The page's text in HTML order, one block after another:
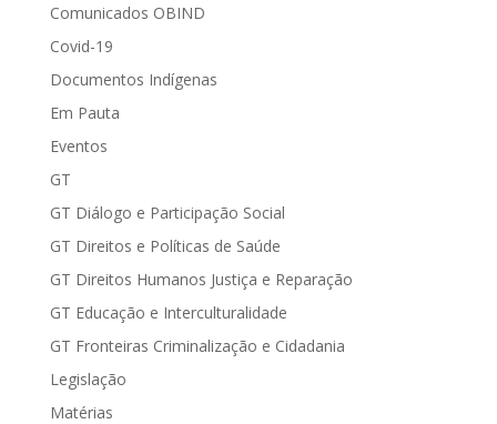
Comunicados OBIND
Covid-19
Documentos Indígenas
Em Pauta
Eventos
GT
GT Diálogo e Participação Social
GT Direitos e Políticas de Saúde
GT Direitos Humanos Justiça e Reparação
GT Educação e Interculturalidade
GT Fronteiras Criminalização e Cidadania
Legislação
Matérias